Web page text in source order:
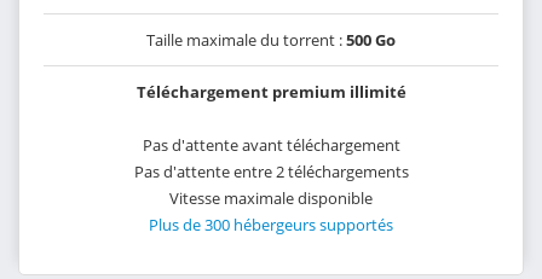
Taille maximale du torrent :500 Go
Téléchargement premium illimité
Pas d'attente avant téléchargement
Pas d'attente entre 2 téléchargements
Vitesse maximale disponible
Plus de 300 hébergeurs supportés